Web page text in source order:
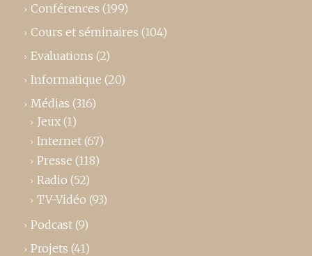
Conférences (199)
Cours et séminaires (104)
Evaluations (2)
Informatique (20)
Médias (316)
Jeux (1)
Internet (67)
Presse (118)
Radio (52)
TV-Vidéo (93)
Podcast (9)
Projets (41)